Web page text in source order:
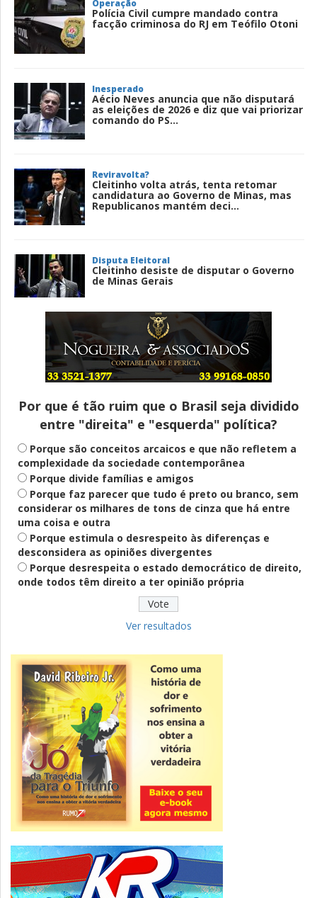
Operação
Polícia Civil cumpre mandado contra
facção criminosa do RJ em Teófilo Otoni
Inesperado
Aécio Neves anuncia que não disputará
as eleições de 2026 e diz que vai priorizar
comando do PS...
Reviravolta?
Cleitinho volta atrás, tenta retomar
candidatura ao Governo de Minas, mas
Republicanos mantém deci...
Disputa Eleitoral
Cleitinho desiste de disputar o Governo
de Minas Gerais
Entenda
Pix Pensão Alimentícia: entenda o que é
e como solicitar
Saúde Mental
Plataforma oferece escuta em saúde
mental para jovens no SUS Digital
Definido
PT lança Patrus Ananias como candidato
ao governo de Minas Gerais
Fies: pré-selecionados têm até terça
para complementar informações
Novidade
CNPJ alfanumérico começa a ser emitido
nesta sexta
ver todas »
Por que é tão ruim que o Brasil seja dividido
entre "direita" e "esquerda" política?
Porque são conceitos arcaicos e que não refletem a
complexidade da sociedade contemporânea
Porque divide famílias e amigos
Porque faz parecer que tudo é preto ou branco, sem
considerar os milhares de tons de cinza que há entre
uma coisa e outra
Porque estimula o desrespeito às diferenças e
desconsidera as opiniões divergentes
Porque desrespeita o estado democrático de direito,
onde todos têm direito a ter opinião própria
Ver resultados